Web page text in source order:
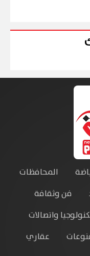
المحافظات
فن وثقافة
واتصالات
عقاري